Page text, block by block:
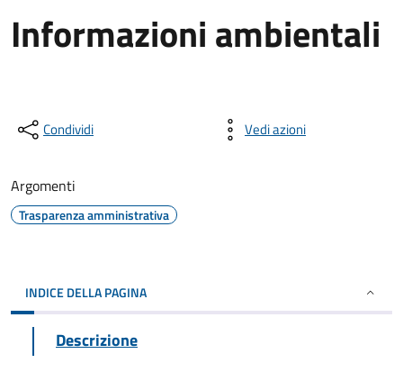
Informazioni ambientali
Condividi Vedi azioni
Argomenti
Trasparenza amministrativa
INDICE DELLA PAGINA
Descrizione